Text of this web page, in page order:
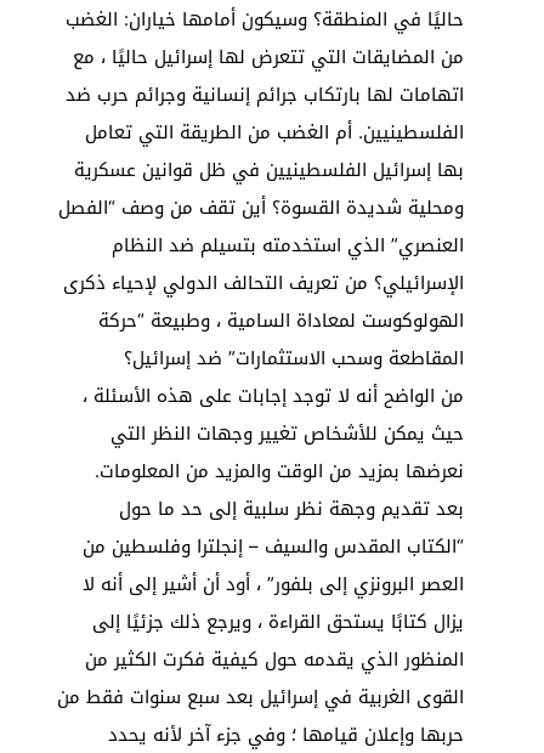
حاليًا في المنطقة؟ وسيكون أمامها خياران: الغضب
من المضايقات التي تتعرض لها إسرائيل حاليًا ، مع
اتهامات لها بارتكاب جرائم إنسانية وجرائم حرب ضد
الفلسطينيين. أم الغضب من الطريقة التي تعامل
بها إسرائيل الفلسطينيين في ظل قوانين عسكرية
ومحلية شديدة القسوة؟ أين تقف من وصف “الفصل
العنصري” الذي استخدمته بتسيلم ضد النظام
الإسرائيلي؟ من تعريف التحالف الدولي لإحياء ذكرى
الهولوكوست لمعاداة السامية ، وطبيعة “حركة
المقاطعة وسحب الاستثمارات” ضد إسرائيل؟
من الواضح أنه لا توجد إجابات على هذه الأسئلة ،
حيث يمكن للأشخاص تغيير وجهات النظر التي
نعرضها بمزيد من الوقت والمزيد من المعلومات.
بعد تقديم وجهة نظر سلبية إلى حد ما حول
“الكتاب المقدس والسيف – إنجلترا وفلسطين من
العصر البرونزي إلى بلفور” ، أود أن أشير إلى أنه لا
يزال كتابًا يستحق القراءة ، ويرجع ذلك جزئيًا إلى
المنظور الذي يقدمه حول كيفية فكرت الكثير من
القوى الغربية في إسرائيل بعد سبع سنوات فقط من
حربها وإعلان قيامها ؛ وفي جزء آخر لأنه يحدد